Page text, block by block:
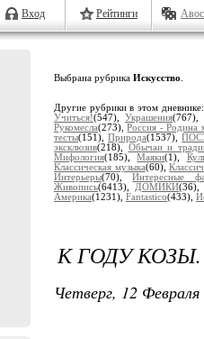
Вход Рейтинги
Выбрана рубрика Искусство
Другие рубрики в этом
Учиться!(547),Украшения(767),
Рукомесла(273),Россия - Родина
тесты(151),Природа(1537),
эксклюзив(218), Обычаи и
Мифология(185),Маяки(1),
Классическая музыка(60),
Интерьеры(70),Интересные
Живопись(6413), ДОМИКИ
Америка(1231), Fantastico(433),
К ГОДУ КОЗЫ.
Четверг, 12